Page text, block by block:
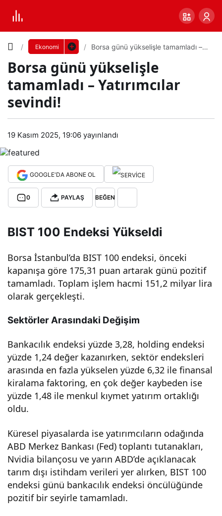
Ekonomi
Borsa günü yükselişle tamamladı –
Borsa günü yükselişle
tamamladı – Yatırımcılar
sevindi!
19 Kasım 2025, 19:06 yayınlandı
GOOGLE'DA ABONE OL
0 PAYLAŞ BEĞEN
BIST 100 Endeksi Yükseldi
Borsa İstanbul’da BIST 100 endeksi, önceki
kapanışa göre 175,31 puan artarak günü pozitif
tamamladı. Toplam işlem hacmi 151,2 milyar lira
olarak gerçekleşti.
Sektörler Arasındaki Değişim
Bankacılık endeksi yüzde 3,28, holding endeksi
yüzde 1,24 değer kazanırken, sektör endeksleri
arasında en fazla yükselen yüzde 6,32 ile finansal
kiralama faktoring, en çok değer kaybeden ise
yüzde 1,48 ile menkul kıymet yatırım ortaklığı
oldu.
Küresel piyasalarda ise yatırımcıların odağında
ABD Merkez Bankası (Fed) toplantı tutanakları,
Nvidia bilançosu ve yarın ABD’de açıklanacak
tarım dışı istihdam verileri yer alırken, BIST 100
endeksi günü bankacılık endeksi öncülüğünde
pozitif bir seyirle tamamladı.
Bor
gün
ü
seli
tam
aml
adı
–
Yatı
rımc
ılar
sevi
Yazı
Boyutunu
Varsayılana
0 PAYLAŞ